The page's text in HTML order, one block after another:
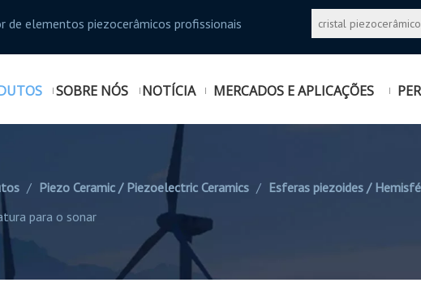
de elementos piezocerâmicos profissionais
SOBRE NÓS NOTÍCIA MERCADOS E APLICAÇÕES
/ Piezo Ceramic / Piezoelectric Ceramics / Esferas piezoides /
para o sonar